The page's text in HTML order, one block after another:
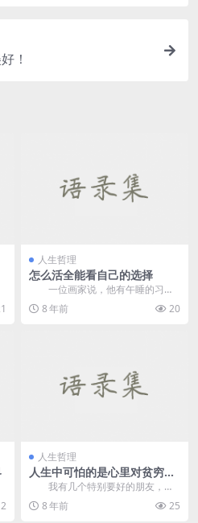
！
人生哲理
怎么活全能看自己的选择
一位画家说，他有午睡的习
惯。然而有一天，心“怦怦”地...
8 年前 20
人生哲理
人生中可怕的是心里对贫穷的
恐惧！
我有几个特别要好的朋友，都
有强悍的金钱观。吾友许多多，推
崇亦舒金句&ldqu...
8 年前 25